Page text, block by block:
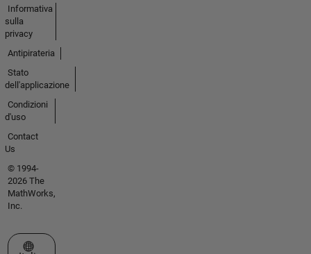
Informativa
sulla
privacy
Antipirateria
Stato
dell'applicazione
Condizioni
d'uso
Contact
Us
© 1994-
2026 The
MathWorks,
Inc.
Seleziona un sito web